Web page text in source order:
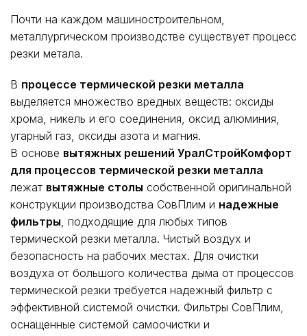
Почти на каждом машиностроительном,
металлургическом производстве существует процесс
резки метала.
В процессе термической резки металла
выделяется множество вредных веществ: оксиды
хрома, никель и его соединения, оксид алюминия,
угарный газ, оксиды азота и магния.
В основе вытяжных решений УралСтройКомфорт
для процессов термической резки металла
лежат вытяжные столы собственной оригинальной
конструкции производства СовПлим и надежные
фильтры , подходящие для любых типов
термической резки металла. Чистый воздух и
безопасность на рабочих местах. Для очистки
воздуха от большого количества дыма от процессов
термической резки требуется надежный фильтр с
эффективной системой очистки. Фильтры СовПлим,
оснащенные системой самоочистки и